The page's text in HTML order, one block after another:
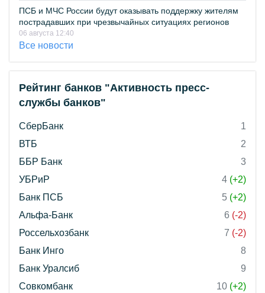
ПСБ и МЧС России будут оказывать поддержку жителям
пострадавших при чрезвычайных ситуациях регионов
06 августа 12:40
Все новости
Рейтинг банков "Активность пресс-
службы банков"
СберБанк
1
ВТБ
2
ББР Банк
3
УБРиР
4 (+2)
Банк ПСБ
5 (+2)
Альфа-Банк
6 (-2)
Россельхозбанк
7 (-2)
Банк Инго
8
Банк Уралсиб
9
Совкомбанк
10 (+2)